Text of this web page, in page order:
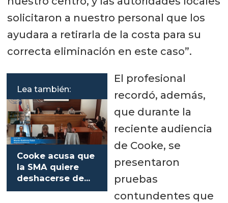
solicitaron a nuestro personal que los
ayudara a retirarla de la costa para su
correcta eliminación en este caso”.
Lea también:
Cooke acusa que
la SMA quiere
deshacerse de
sus concesiones
El profesional
recordó, además,
que durante la
reciente audiencia
de Cooke, se
presentaron
pruebas
contundentes que